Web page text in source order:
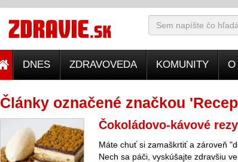
DNES ZDRAVOVEDA KOMUNITY O
Články označené značkou
Čokoládovo-kávové rezy
Máte chuť si zamaškrtiť a zároveň
Nech sa páči, vyskúšajte zdravšiu